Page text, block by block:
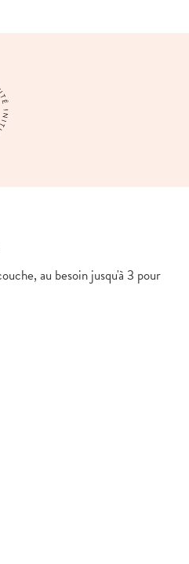
au besoin jusqu'à 3 pour